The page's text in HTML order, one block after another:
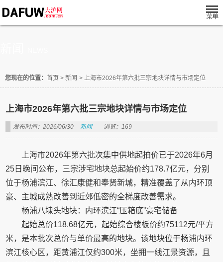
您现在的位置： 首页 > 新闻 > 上海市2026年第六批三宗地块详情与市场定位
上海市2026年第六批三宗地块详情与市场定位
发布时间：2026/06/30 新闻 浏览：169
上海市2026年第六批次集中供地起拍价已于2026年6月
25日晚间公布，‌三宗涉宅地块总起始价约178.7亿元‌，分别
位于杨浦滨江、徐汇康健和奉贤新城，‌精准覆盖了从内环顶
豪、主城成熟改善到近郊低密的全梯度改善需求‌。‌‌‌
‌杨浦八埭头地块：内环滨江“压箱底”豪宅储备‌
‌起始总价118.68亿元，起始综合楼板价约75112元/平方
米‌，是本批次总价与单价最高的地块。该地块位于杨浦内环
滨江核心区，距黄浦江仅约300米，坐拥一线江景资源，且